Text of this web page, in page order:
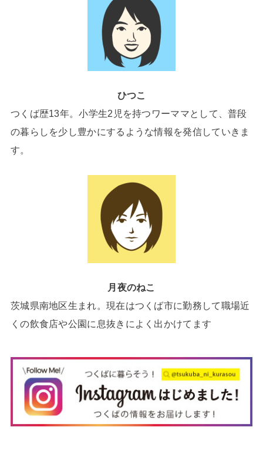
ひつこ
つくば歴13年。小学生2児を持つワーママとして、普段
の暮らしを少し豊かにするような情報を発信していきま
す。
月夜のねこ
茨城県南地区生まれ。現在はつくば市に勤務して職場近
くの飲食店や公園に息抜きによく出かけてます